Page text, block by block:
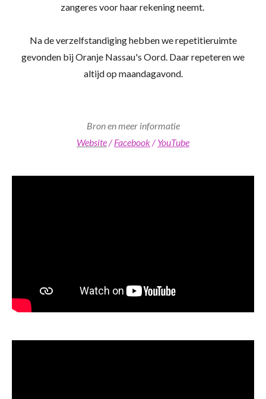
zangeres voor haar rekening neemt.
Na de verzelf­standiging hebben we repetitie­ruimte
gevonden bij Oranje Nassau's Oord. Daar repeteren we
altijd op maandag­avond.
Bron en meer informatie
Website/Facebook/YouTube